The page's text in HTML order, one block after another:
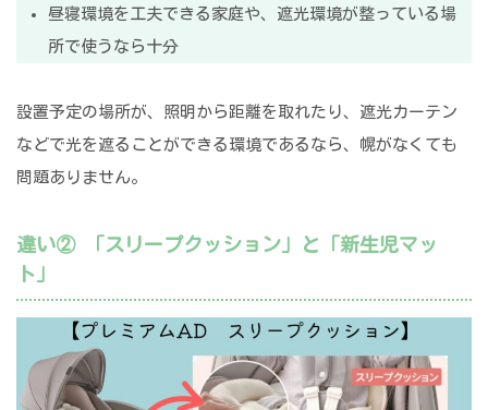
昼寝環境を工夫できる家庭や、遮光環境が整っている場
所で使うなら十分
設置予定の場所が、照明から距離を取れたり、遮光カーテン
などで光を遮ることができる環境であるなら、幌がなくても
問題ありません。
違い② 「スリープクッション」と「新生児マッ
ト」